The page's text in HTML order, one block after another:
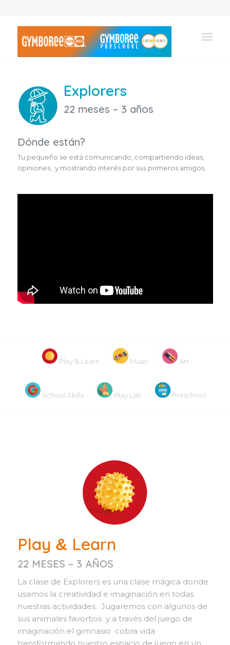
Explorers
22 meses – 3 años
Dónde están?
Tu pequeño se está comunicando, compartiendo ideas,
opiniones, y mostrando interés por sus primeros amigos.
Play & Learn Music Art
School Skills Play Lab Preschool
Play &Learn
22 MESES – 3 AÑOS
La clase de Explorers es una clase mágica donde
usamos la creatividad e imaginación en todas
nuestras actividades. Jugaremos con algunos de
sus animales favortios y a través del juego de
imaginación el gimnasio cobra vida